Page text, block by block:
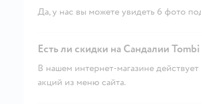
Да, у нас вы можете увидеть 6 фото
Есть ли скидки на Сандалии
В нашем интернет-магазине
акций из меню сайта.